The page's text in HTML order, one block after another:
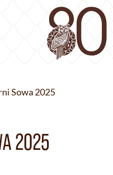
Sowa 2025
2025